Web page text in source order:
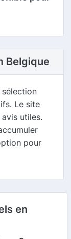
Belgique
Le site
utiles.
pour
en